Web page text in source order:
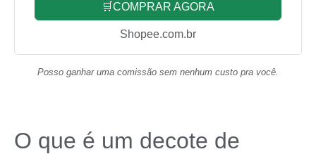
🛒COMPRAR AGORA
Shopee.com.br
Posso ganhar uma comissão sem nenhum custo pra você.
O que é um decote de